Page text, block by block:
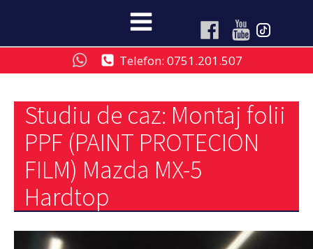
Telefon: 0751.201.507
Studiu de caz: Montaj folii
PPF (PAINT PROTECION
FILM) Mazda MX-5
Hardtop